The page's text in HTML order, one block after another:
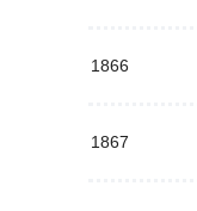
1866
1867